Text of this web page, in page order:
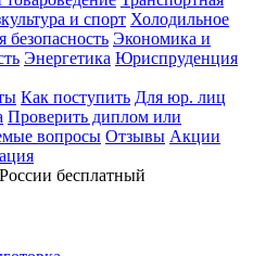
и спорт Холодильное
безопасность Экономика и
Энергетика Юриспруденция
Как поступить Для юр. лиц
Проверить диплом или
вопросы Отзывы Акции
бесплатный